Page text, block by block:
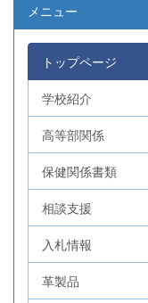
メニュー
トップページ
学校紹介
高等部関係
保健関係書類
相談支援
入札情報
革製品